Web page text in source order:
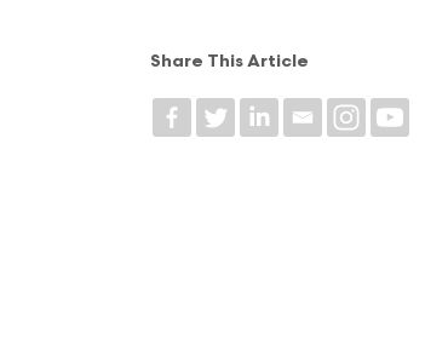
Share This Article